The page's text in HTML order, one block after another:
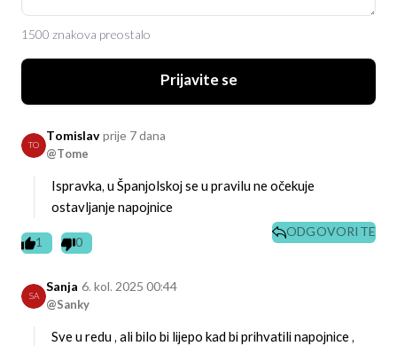
1500 znakova preostalo
Prijavite se
TO
Tomislav
@Tome
prije 7 dana
Ispravka, u Španjolskoj se u pravilu ne očekuje
ostavljanje napojnice
1 0
ODGOVORITE
SA
Sanja
@Sanky
6. kol. 2025 00:44
Sve u redu , ali bilo bi lijepo kad bi prihvatili napojnice ,